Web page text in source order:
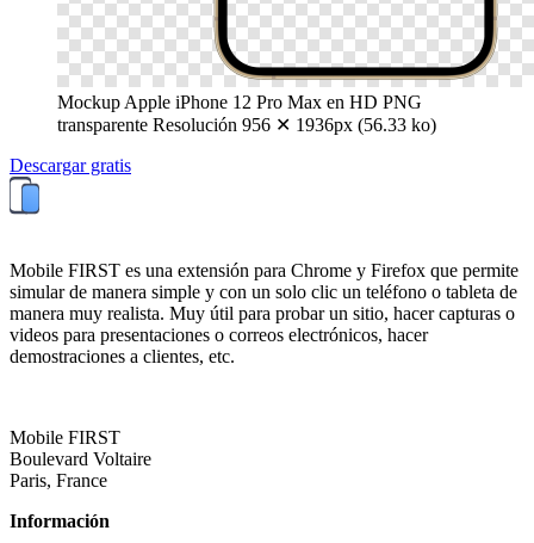
Mockup Apple iPhone 12 Pro Max en HD PNG
transparente Resolución 956 ✕ 1936px (56.33 ko)
Descargar gratis
Mobile FIRST es una extensión para Chrome y Firefox que permite
simular de manera simple y con un solo clic un teléfono o tableta de
manera muy realista. Muy útil para probar un sitio, hacer capturas o
videos para presentaciones o correos electrónicos, hacer
demostraciones a clientes, etc.
Mobile FIRST
Boulevard Voltaire
Paris, France
Información